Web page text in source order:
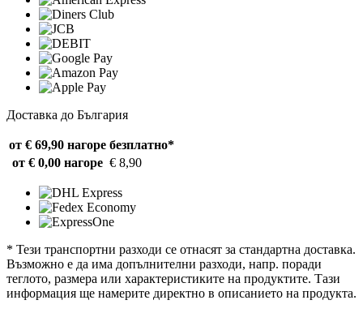
Доставка до България
от € 69,90 нагоре безплатно*
от € 0,00 нагоре € 8,90
* Тези транспортни разходи се отнасят за стандартна доставка.
Възможно е да има допълнителни разходи, напр. поради
теглото, размера или характеристиките на продуктите. Тази
информация ще намерите директно в описанието на продукта.